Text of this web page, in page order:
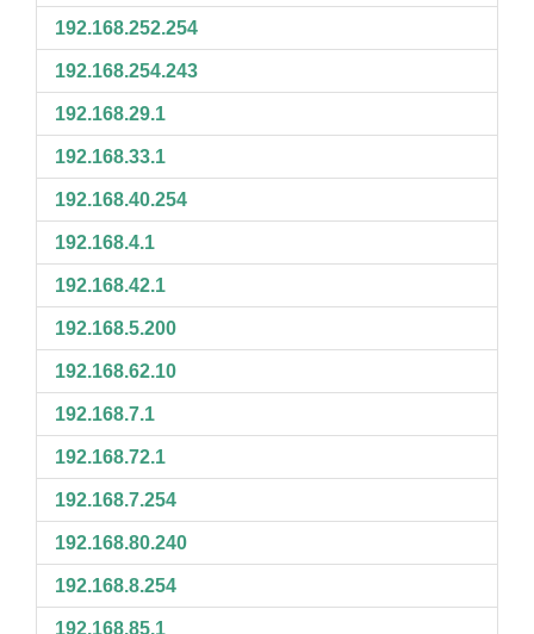
192.168.252.254
192.168.254.243
192.168.29.1
192.168.33.1
192.168.40.254
192.168.4.1
192.168.42.1
192.168.5.200
192.168.62.10
192.168.7.1
192.168.72.1
192.168.7.254
192.168.80.240
192.168.8.254
192.168.85.1